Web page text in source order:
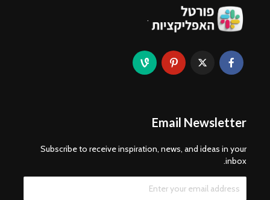
.
Email Newsletter
Subscribe to receive inspiration, news, and ideas in your
inbox.